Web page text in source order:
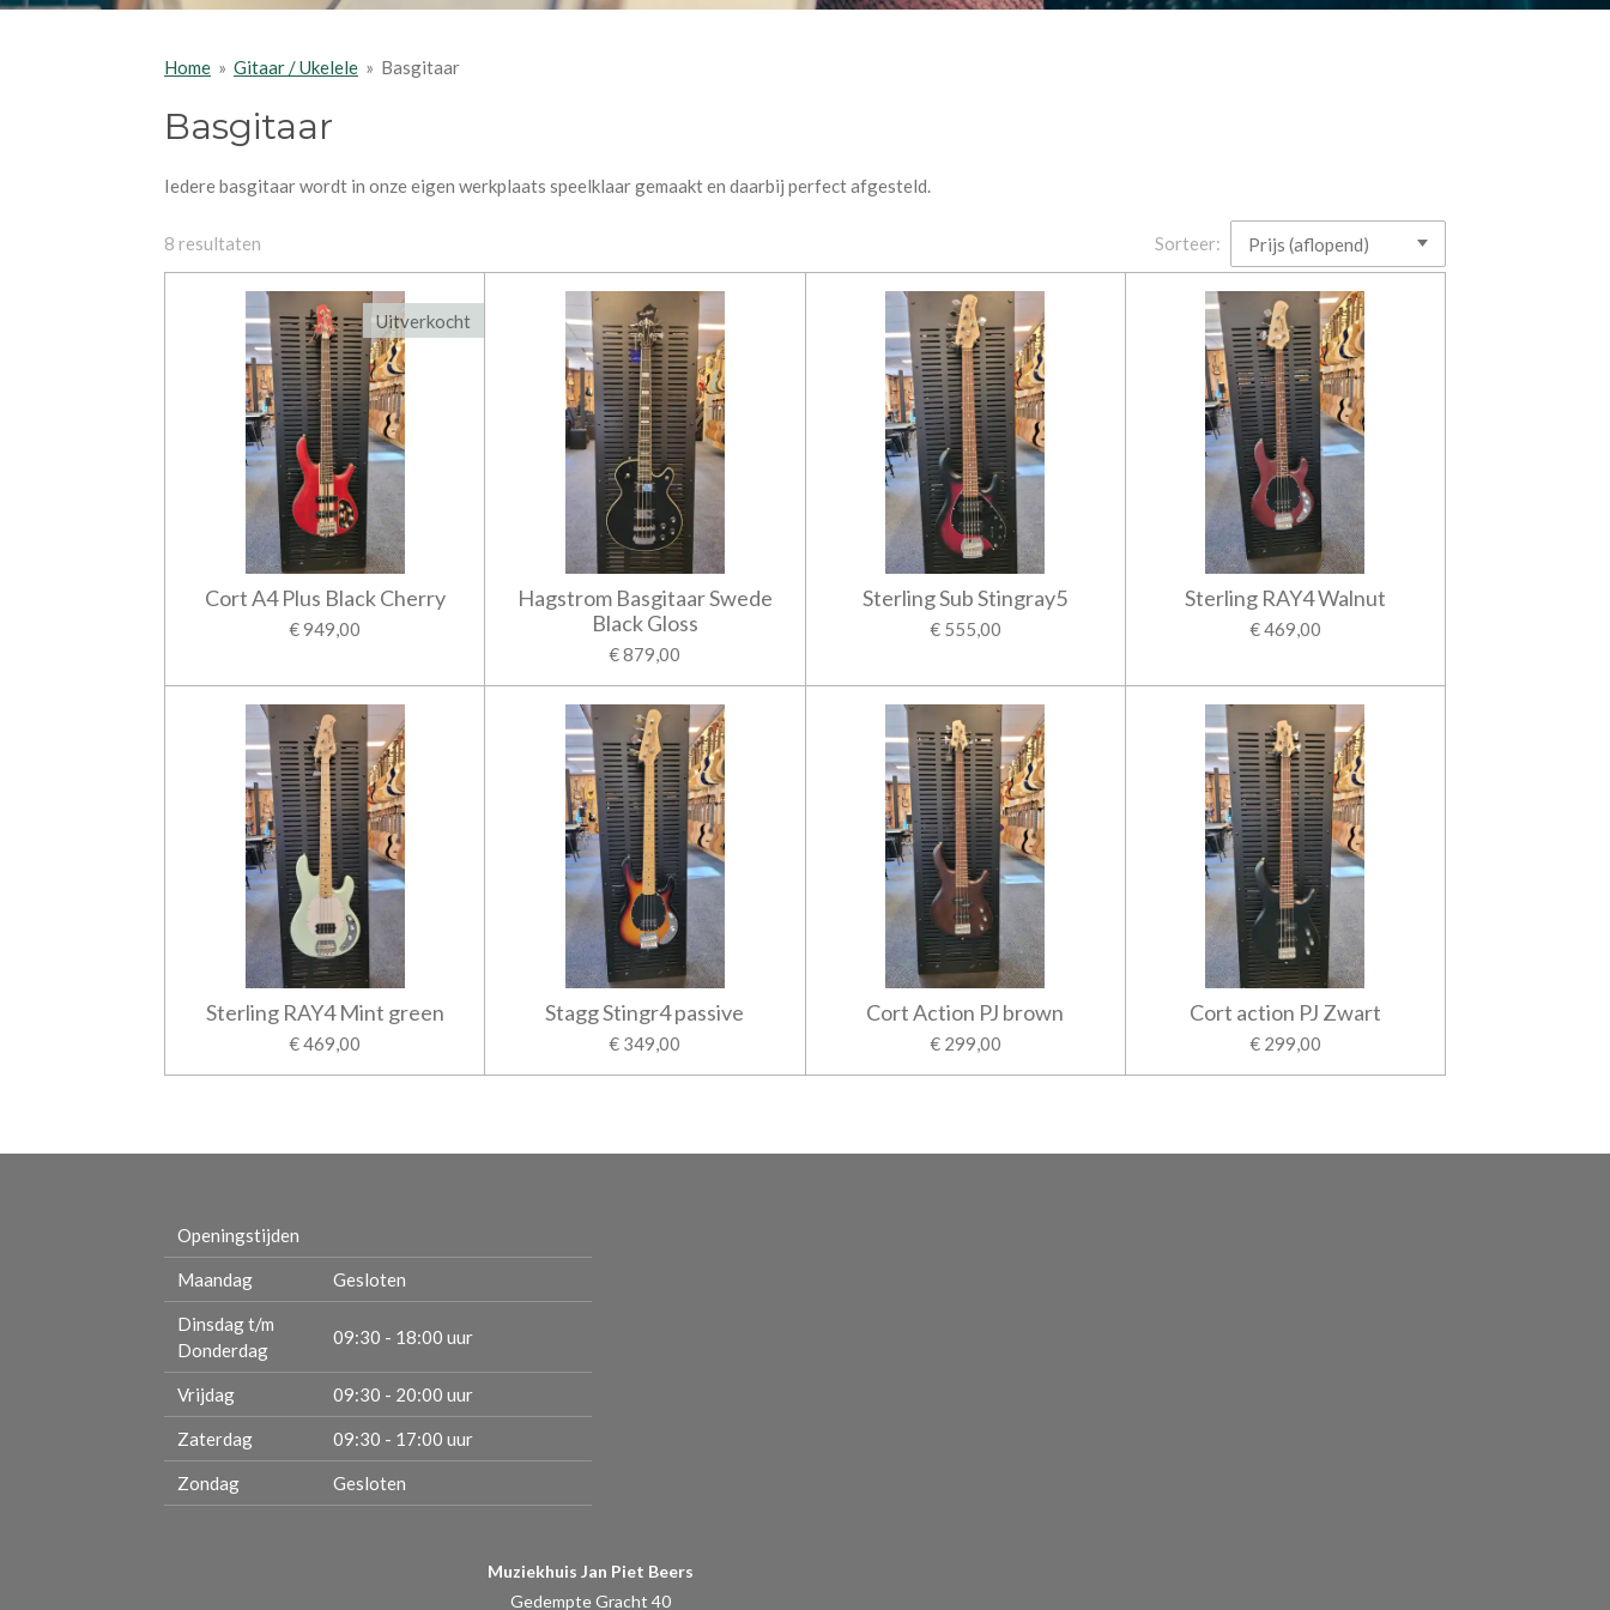
Home » Gitaar / Ukelele » Basgitaar
Basgitaar
Iedere basgitaar wordt in onze eigen werkplaats speelklaar gemaakt en daarbij perfect afgesteld.
8 resultaten Sorteer:
Uitverkocht
Cort A4 Plus Black Cherry
€ 949,00
Hagstrom Basgitaar Swede
Black Gloss
€ 879,00
Sterling Sub Stingray5
€ 555,00
Sterling RAY4 Walnut
€ 469,00
Sterling RAY4 Mint green
€ 469,00
Stagg Stingr4 passive
€ 349,00
Cort Action PJ brown
€ 299,00
Cort action PJ Zwart
€ 299,00
Openingstijden
Maandag Gesloten
Dinsdag t/m
Donderdag
09:30 - 18:00 uur
Vrijdag 09:30 - 20:00 uur
Zaterdag 09:30 - 17:00 uur
Zondag Gesloten
Muziekhuis Jan Piet Beers
Gedempte Gracht 40